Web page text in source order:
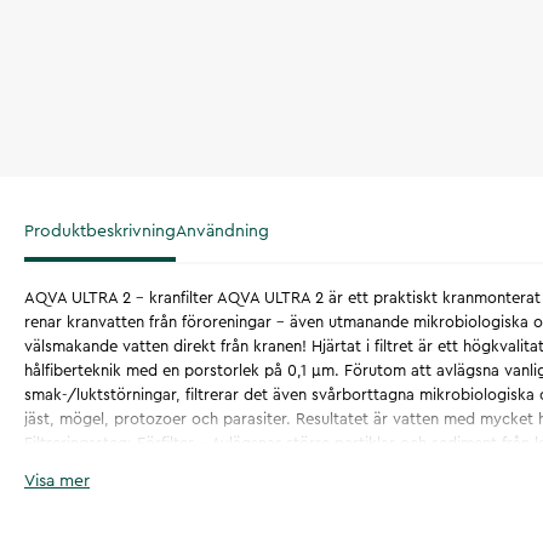
ProduktbeskrivningAnvändning
AQVA ULTRA 2 – kranfilter AQVA ULTRA 2 är ett praktiskt
renar kranvatten från föroreningar – även utmanande mikrobiologiska
välsmakande vatten direkt från kranen! Hjärtat i filtret är ett
hålfiberteknik med en porstorlek på 0,1 µm. Förutom att avlägsna
smak-/luktstörningar, filtrerar det även svårborttagna mikrobiologiska
jäst, mögel, protozoer och parasiter. Resultatet är vatten med mycket
Filtreringssteg: Förfilter – Avlägsnar större partiklar och sediment från
och tungmetaller. Tack vare fiberstrukturen frigörs inget svart
Visa mer